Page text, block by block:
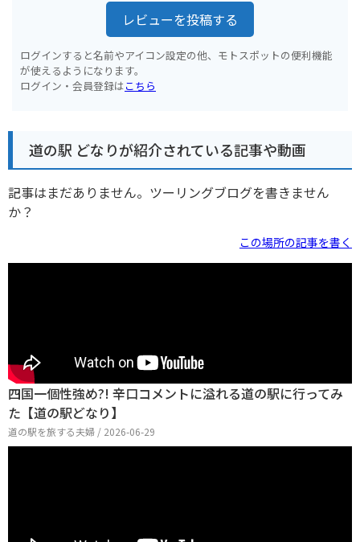
レビューを投稿する
ログインすると名前やアイコン設定の他、モトスポットの便利機能
が使えるようになります。
ログイン・会員登録はこちら
道の駅 どなりが紹介されている記事や動画
記事はまだありません。ツーリングブログを書きません
か？
この場所の記事を書く
四国一個性強め?! 辛口コメントに溢れる道の駅に行ってみ
た【道の駅どなり】
道の駅を旅する夫婦 / 2026-06-29